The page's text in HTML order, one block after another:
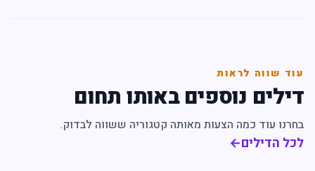
עוד שווה לראות
דילים נוספים באותו תחום
בחרנו עוד כמה הצעות מאותה קטגוריה ששווה לבדוק.
לכל הדילים←